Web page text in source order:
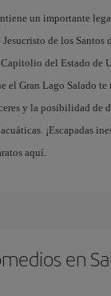
un importante
de los Santos
del Estado de
el Gran Lago Salado te
y la posibilidad de
¡Escapadas
aquí.
en